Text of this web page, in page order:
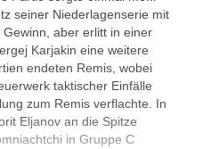
seiner Niederlagenserie mit
aber erlitt in einer
Karjakin eine weitere
endeten Remis, wobei
taktischer Einfälle
zum Remis verflachte. In
Eljanov an die Spitze
in Gruppe C